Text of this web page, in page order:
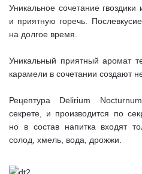
Уникальное сочетание
и приятную горечь.
на долгое время.
Уникальный приятный аромат
карамели в сочетании создают
Рецептура Delirium
секрете, и производится по
но в состав напитка входят
солод, хмель, вода, дрожжи.